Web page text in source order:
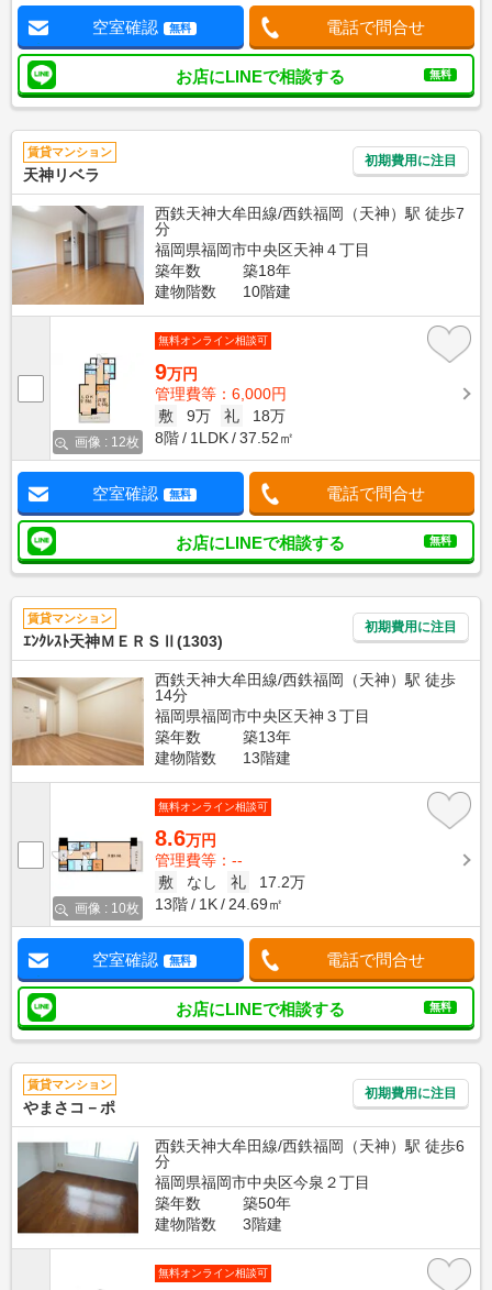
空室確認 無料 電話で問合せ
お店にLINEで相談する 無料
賃貸マンション
天神リベラ
初期費用に注目
西鉄天神大牟田線/西鉄福岡（天神）駅 徒歩7
分
福岡県福岡市中央区天神４丁目
築年数
築18年
建物階数
10階建
画像 : 12枚
無料オンライン相談可
9万円
管理費等：6,000円
敷
9万 礼
18万
8階
1LDK 37.52㎡
空室確認 無料 電話で問合せ
お店にLINEで相談する 無料
賃貸マンション
ｴﾝｸﾚｽﾄ天神ＭＥＲＳⅡ(1303)
初期費用に注目
西鉄天神大牟田線/西鉄福岡（天神）駅 徒歩
14分
福岡県福岡市中央区天神３丁目
築年数
築13年
建物階数
13階建
画像 : 10枚
無料オンライン相談可
8.6万円
管理費等：--
敷
なし 礼
17.2万
13階
1K 24.69㎡
空室確認 無料 電話で問合せ
お店にLINEで相談する 無料
賃貸マンション
やまさコ－ポ
初期費用に注目
西鉄天神大牟田線/西鉄福岡（天神）駅 徒歩6
分
福岡県福岡市中央区今泉２丁目
築年数
築50年
建物階数
3階建
無料オンライン相談可